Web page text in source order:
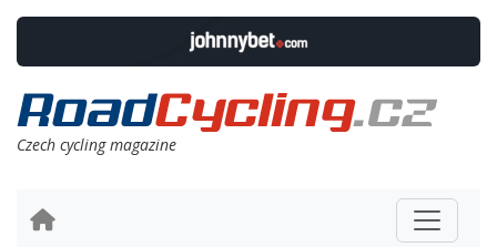
Czech cycling magazine